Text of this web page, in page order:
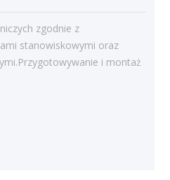
zgodnie z
stanowiskowymi oraz
i montaż